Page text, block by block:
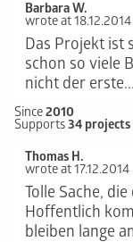
Barbara W.
wrote at 18.12.2014
Das Projekt ist
schon so viele
nicht der erste...
Since2010
Supports34 projects
Thomas H.
wrote at 17.12.2014
Tolle Sache,
Hoffentlich
bleiben lange